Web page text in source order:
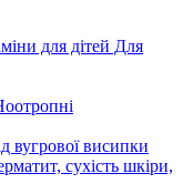
для дітей Для
вугрової висипки
сухість шкіри,